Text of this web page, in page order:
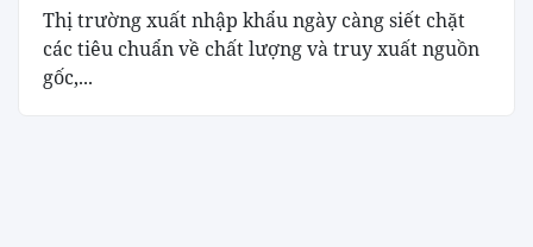
Thị trường xuất nhập khẩu ngày càng siết chặt
các tiêu chuẩn về chất lượng và truy xuất nguồn
gốc,...